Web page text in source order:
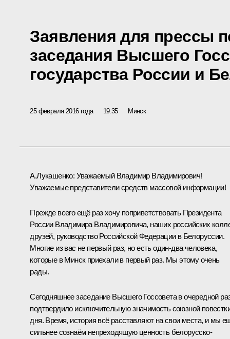
Заявления для прессы
заседания Высшего
государства России и
25 февраля 2016 года 19:35 Минск
А.Лукашенко: Уважаемый Владимир Владимирович!
Уважаемые представители средств массовой информации!
Прежде всего ещё раз хочу поприветствовать Президента
России Владимира Владимировича, наших российских
друзей, руководство Российской Федерации в Белоруссии.
Многие из вас не первый раз, но есть один-два человека,
которые в Минск приехали в первый раз. Мы этому очень
рады.
Сегодняшнее заседание Высшего Госсовета в очередной
подтвердило исключительную значимость союзной
дня. Время, история всё расставляют на свои места, и мы
сильнее сознаём непреходящую ценность белорусско-